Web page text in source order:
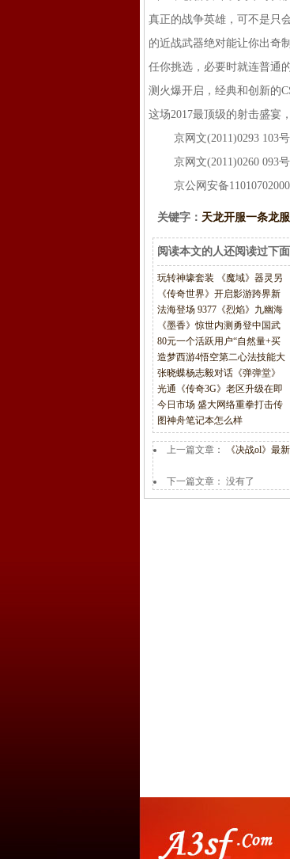
真正的战争英雄，可不是只
的近战武器绝对能让你出奇
任你挑选，必要时就连普通
测火爆开启，经典和创新的
这场2017最顶级的射击盛宴
京网文(2011)0293 103号
京网文(2011)0260 093号
京公网安备
关键字： 天龙开服一条龙
阅读本文的人还阅读过下
玩转神壕套装 《魔域》器灵另
《传奇世界》开启影游跨界新
法海登场 9377《烈焰》九幽海
《墨香》惊世内测勇登中国武
80元一个活跃用户“自然量+买
造梦西游4悟空第二心法技能大
张晓蝶杨志毅对话《弹弹堂》
光通《传奇3G》老区升级在即
今日市场 盛大网络重拳打击传
图神舟笔记本怎么样
上一篇文章： 《决战ol》最
下一篇文章： 没有了